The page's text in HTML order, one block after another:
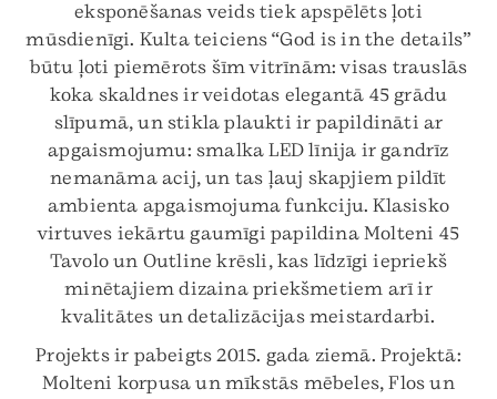
eksponēšanas veids tiek apspēlēts ļoti
mūsdienīgi. Kulta teiciens “God is in the details”
būtu ļoti piemērots šīm vitrīnām: visas trauslās
koka skaldnes ir veidotas elegantā 45 grādu
slīpumā, un stikla plaukti ir papildināti ar
apgaismojumu: smalka LED līnija ir gandrīz
nemanāma acij, un tas ļauj skapjiem pildīt
ambienta apgaismojuma funkciju. Klasisko
virtuves iekārtu gaumīgi papildina Molteni 45
Tavolo un Outline krēsli, kas līdzīgi iepriekš
minētajiem dizaina priekšmetiem arī ir
kvalitātes un detalizācijas meistardarbi.
Projekts ir pabeigts 2015. gada ziemā. Projektā:
Molteni korpusa un mīkstās mēbeles, Flos un